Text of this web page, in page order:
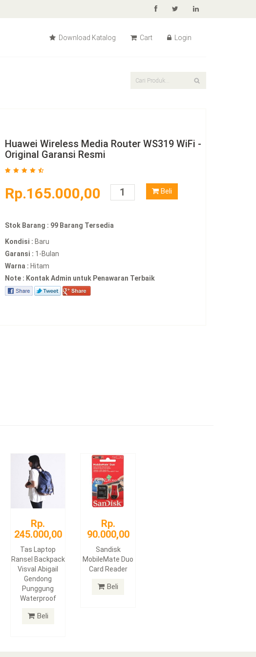
Download Katalog Cart Login
Huawei Wireless Media Router WS319 WiFi -
Original Garansi Resmi
Rp.165.000,00 Beli
Stok Barang : 99 Barang Tersedia
Kondisi : Baru
Garansi : 1-Bulan
Warna : Hitam
Note : Kontak Admin untuk Penawaran Terbaik
Rp.
245.000,00
Tas Laptop
Ransel Backpack
Visval Abigail
Gendong
Punggung
Waterproof
Beli
Rp.
90.000,00
Sandisk
MobileMate Duo
Card Reader
Beli